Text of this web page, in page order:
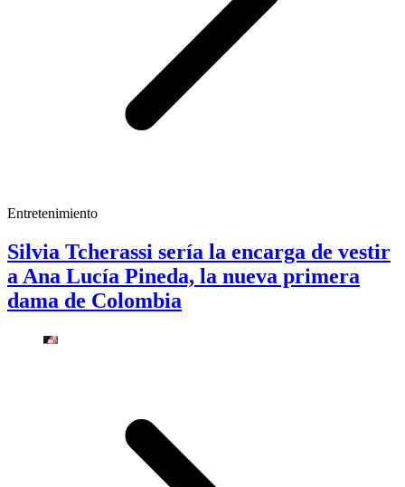
Entretenimiento
Silvia Tcherassi sería la encarga de vestir
a Ana Lucía Pineda, la nueva primera
dama de Colombia